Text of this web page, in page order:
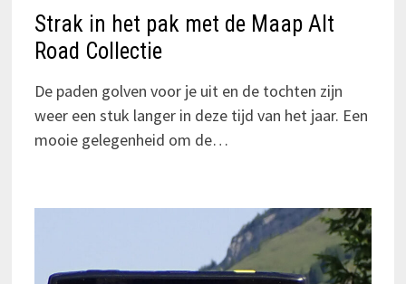
Strak in het pak met de Maap Alt
Road Collectie
De paden golven voor je uit en de tochten zijn
weer een stuk langer in deze tijd van het jaar. Een
mooie gelegenheid om de…